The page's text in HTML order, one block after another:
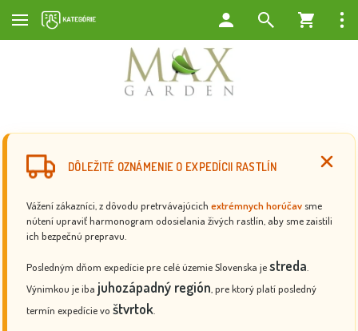
DÔLEŽITÉ OZNÁMENIE O EXPEDÍCII RASTLÍN
Vážení zákazníci, z dôvodu pretrvávajúcich extrémnych horúčav sme
nútení upraviť harmonogram odosielania živých rastlín, aby sme zaistili
ich bezpečnú prepravu.
Posledným dňom expedície pre celé územie Slovenska jestreda
Výnimkou je iba juhozápadný región , pre ktorý platí posledný
termín expedície vo štvrtok